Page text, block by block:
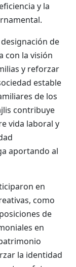
y la
de
con la visión
y reforzar
estable
de los
contribuye
vida laboral y
aportando al
en
como
de
en
la identidad